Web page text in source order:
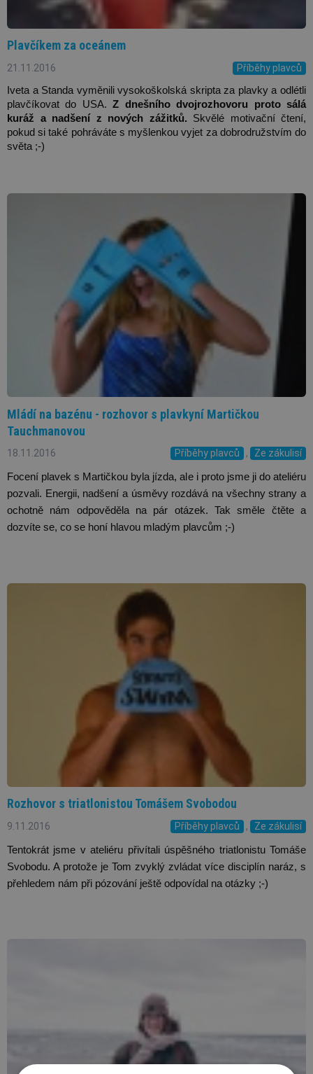
Plavčíkem za oceánem
21.11.2016
Příběhy plavců
Iveta a Standa vyměnili vysokoškolská skripta za plavky a odlétli
plavčíkovat do USA. Z dnešního dvojrozhovoru proto sálá
kuráž a nadšení z nových zážitků. Skvělé motivační čtení,
pokud si také pohráváte s myšlenkou vyjet za dobrodružstvím do
světa ;-)
Mládí na bazénu - rozhovor s plavkyní Martičkou
Tauchmanovou
18.11.2016 Příběhy plavců , Ze zákulisí
Focení plavek s Martičkou byla jízda, ale i proto jsme ji do ateliéru
pozvali. Energii, nadšení a úsměvy rozdává na všechny strany a
ochotně nám odpověděla na pár otázek. Tak směle čtěte a
dozvíte se, co se honí hlavou mladým plavcům ;-)
Rozhovor s triatlonistou Tomášem Svobodou
9.11.2016 Příběhy plavců , Ze zákulisí
Tentokrát jsme v ateliéru přivítali úspěšného triatlonistu Tomáše
Svobodu. A protože je Tom zvyklý zvládat více disciplín naráz, s
přehledem nám při pózování ještě odpovídal na otázky ;-)